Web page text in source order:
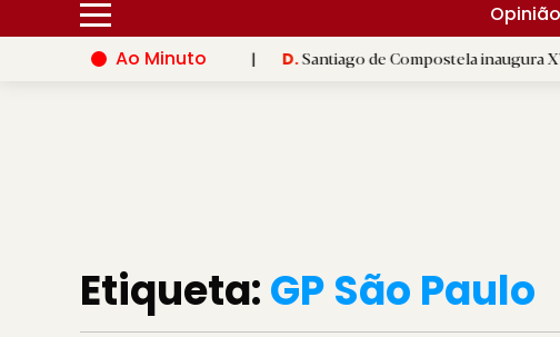
Opinião
Ao Minuto
mundo da moda | D.Santiago de Compostela inaugura XVI Jogos do
Etiqueta:GP São Paulo